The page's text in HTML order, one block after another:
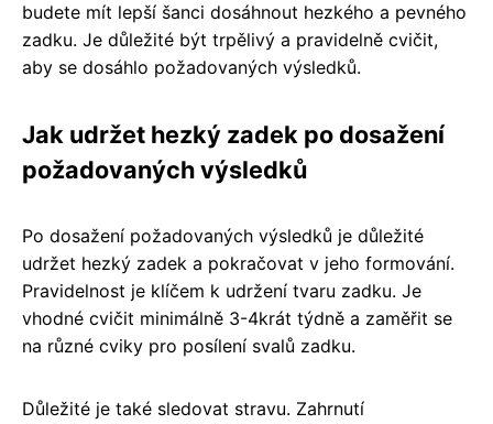
budete mít lepší šanci dosáhnout hezkého a pevného
zadku. Je důležité být trpělivý a pravidelně cvičit,
aby se dosáhlo požadovaných výsledků.
Jak udržet hezký zadek po dosažení
požadovaných výsledků
Po dosažení požadovaných výsledků je důležité
udržet hezký zadek a pokračovat v jeho formování.
Pravidelnost je klíčem k udržení tvaru zadku. Je
vhodné cvičit minimálně 3-4krát týdně a zaměřit se
na různé cviky pro posílení svalů zadku.
Důležité je také sledovat stravu. Zahrnutí